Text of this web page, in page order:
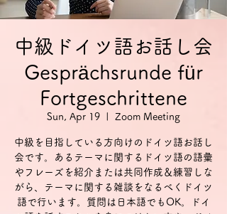
中級ドイツ語お話し会
Gesprächsrunde für
Fortgeschrittene
Sun, Apr 19 Zoom Meeting
中級を目指している方向けのドイツ語お話し
会です。あるテーマに関するドイツ語の語彙
やフレーズを紹介または共同作成＆練習しな
がら、テーマに関する雑談をなるべくドイツ
語で行います。質問は日本語でもOK。ドイ